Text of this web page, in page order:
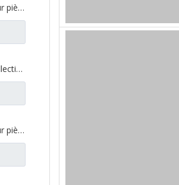
Engrenage solaire de roue pour pièces de camion Fuwa DN0040M0-7
Couverture différentielle de collection d'huile de cas pour des pièces de camion de Fuhua BN0401S0-2
Engrenage solaire de roue pour pièces de camion Fuwa DN0301M0-7